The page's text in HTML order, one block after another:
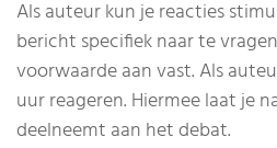
Als auteur kun je reacties
bericht specifiek naar te
voorwaarde aan vast. Als
uur reageren. Hiermee laat je
deelneemt aan het debat.